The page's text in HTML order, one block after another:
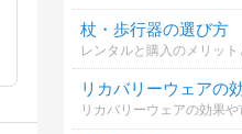
杖・歩行器の選び方
レンタルと購入のメリッ
リカバリーウェアの